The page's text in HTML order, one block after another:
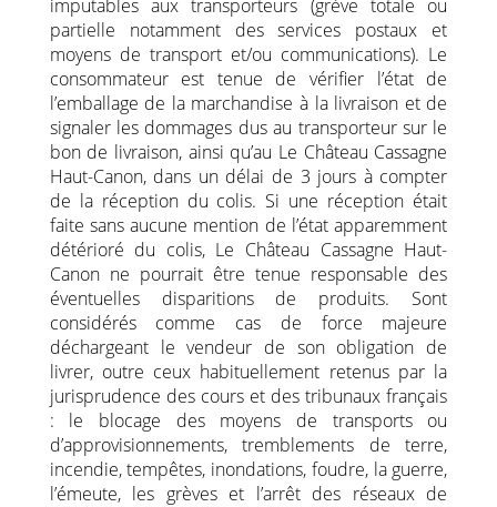
imputables aux transporteurs (grève totale ou
partielle notamment des services postaux et
moyens de transport et/ou communications). Le
consommateur est tenue de vérifier l’état de
l’emballage de la marchandise à la livraison et de
signaler les dommages dus au transporteur sur le
bon de livraison, ainsi qu’au Le Château Cassagne
Haut-Canon, dans un délai de 3 jours à compter
de la réception du colis. Si une réception était
faite sans aucune mention de l’état apparemment
détérioré du colis, Le Château Cassagne Haut-
Canon ne pourrait être tenue responsable des
éventuelles disparitions de produits. Sont
considérés comme cas de force majeure
déchargeant le vendeur de son obligation de
livrer, outre ceux habituellement retenus par la
jurisprudence des cours et des tribunaux français
: le blocage des moyens de transports ou
d’approvisionnements, tremblements de terre,
incendie, tempêtes, inondations, foudre, la guerre,
l’émeute, les grèves et l’arrêt des réseaux de